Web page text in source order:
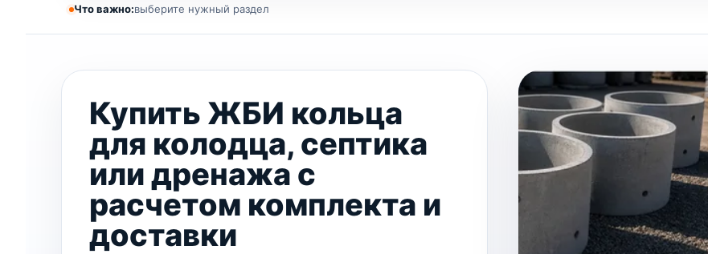
Что важно:выберите нужный раздел
Купить ЖБИ кольца
для колодца, септика
или дренажа с
расчетом комплекта и
доставки